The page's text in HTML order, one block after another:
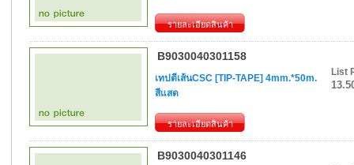
รายละเอียดสินค้า
B9030040301158
เทปตีเส้นCSC [TIP-TAPE] 4mm.*50m.
สีแสด
รายละเอียดสินค้า
List
B9030040301146